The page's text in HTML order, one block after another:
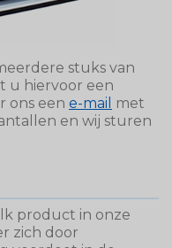
stuks van
u hiervoor een
ons een e-mail
met
en wij sturen
product in onze
zich door